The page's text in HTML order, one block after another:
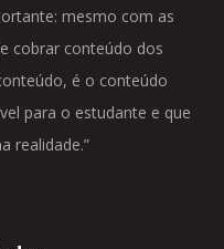
mesmo com as
cobrar conteúdo dos
é o conteúdo
para o estudante e que
realidade.”